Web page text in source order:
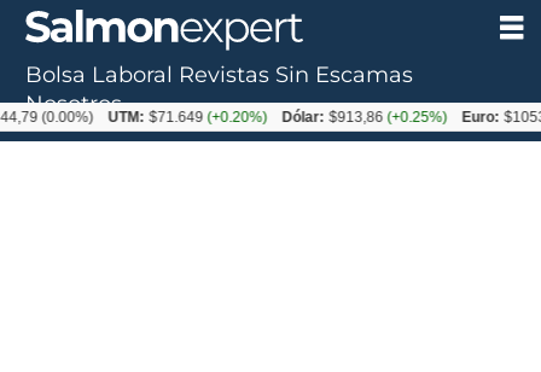
Bolsa Laboral Revistas Sin Escamas
Nosotros
UTM: $71.649(+0.20%) Dólar: $913,86(+0.25%) Euro: $1053,08(-